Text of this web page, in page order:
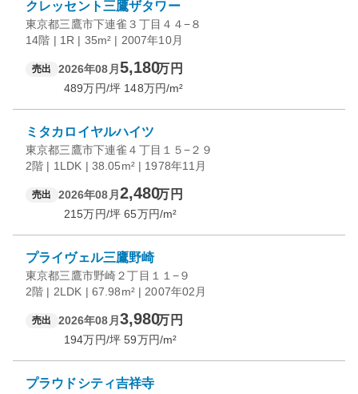
クレッセント三鷹ザタワー
東京都三鷹市下連雀３丁目４４−８
14階 | 1R | 35m² | 2007年10月
売出 2026年08月 5,180万円
489万円/坪 148万円/m²
ミタカロイヤルハイツ
東京都三鷹市下連雀４丁目１５−２９
2階 | 1LDK | 38.05m² | 1978年11月
売出 2026年08月 2,480万円
215万円/坪 65万円/m²
プライヴェル三鷹野崎
東京都三鷹市野崎２丁目１１−９
2階 | 2LDK | 67.98m² | 2007年02月
売出 2026年08月 3,980万円
194万円/坪 59万円/m²
プラウドシティ吉祥寺